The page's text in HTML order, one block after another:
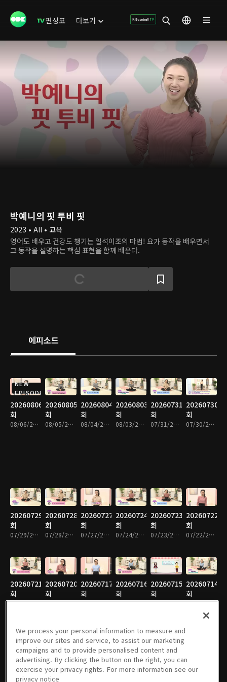
편성표 더보기
박예니의 핏 투비 핏
2023 • All • 교육
영어도 배우고 건강도 챙기는 일석이조의 마법! 요가 동작을 배우면서
그 동작을 설명하는 핵심 표현을 함께 배운다.
에피소드
NEW
EPISODE
20260806
회
08/06/2026 • 9분
20260805
회
08/05/2026 • 8분
20260804
회
08/04/2026 • 8분
20260803
회
08/03/2026 • 9분
20260731
회
07/31/2026 • 9분
20260730
회
07/30/2026 • 9분
20260729
회
07/29/2026 • 10분
20260728
회
07/28/2026 • 9분
20260727
회
07/27/2026 • 10분
20260724
회
07/24/2026 • 10분
20260723
회
07/23/2026 • 9분
20260722
회
07/22/2026 • 9분
20260721
회
07/21/2026 • 9분
20260720
회
07/20/2026 • 9분
20260717
회
07/17/2026 • 9분
20260716
회
07/16/2026 • 10분
20260715
회
07/15/2026 • 10분
20260714
회
07/14/2026 • 10분
20260713
회
07/13/2026 • 10분
20260710
회
07/10/2026 • 10분
20260709
회
07/09/2026 • 10분
20260708
회
07/08/2026 • 11분
20260707
회
07/07/2026 • 10분
회
We process your personal information to measure and
improve our sites and service, to assist our marketing
campaigns and to provide personalised content and
advertising. By clicking the button on the right, you can
exercise your privacy rights. For more information see our
privacy notice